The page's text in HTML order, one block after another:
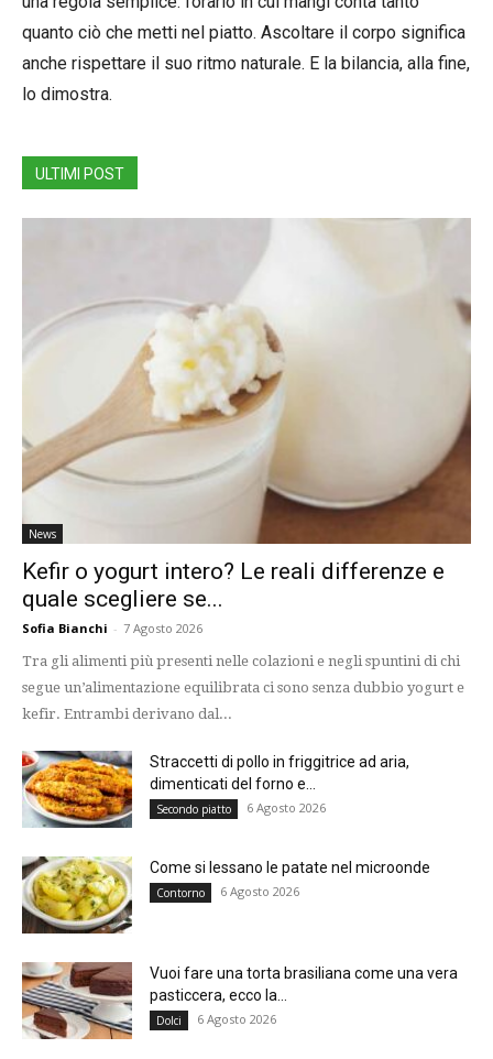
quanto ciò che metti nel piatto. Ascoltare il corpo significa
anche rispettare il suo ritmo naturale. E la bilancia, alla fine,
lo dimostra.
ULTIMI POST
News
Kefir o yogurt intero? Le reali differenze e
quale scegliere se...
Sofia Bianchi - 7 Agosto 2026
Tra gli alimenti più presenti nelle colazioni e negli spuntini di chi
segue un’alimentazione equilibrata ci sono senza dubbio yogurt e
kefir. Entrambi derivano dal...
Straccetti di pollo in friggitrice ad aria,
dimenticati del forno e...
Secondo piatto 6 Agosto 2026
Come si lessano le patate nel microonde
Contorno 6 Agosto 2026
Vuoi fare una torta brasiliana come una vera
pasticcera, ecco la...
Dolci 6 Agosto 2026